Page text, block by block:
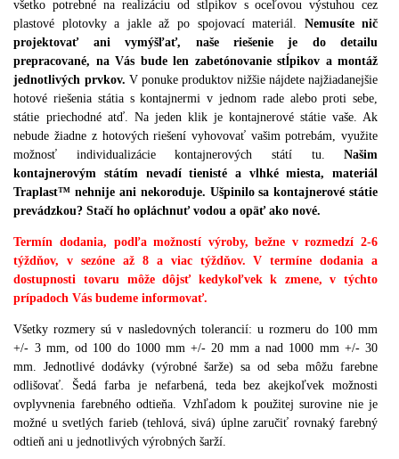
všetko potrebné na realizáciu od stĺpikov s oceľovou výstuhou cez
plastové plotovky a jakle až po spojovací materiál.
Nemusíte nič
projektovať ani vymýšľať, naše riešenie je do detailu
prepracované, na Vás bude len zabetónovanie stĺpikov a montáž
jednotlivých prvkov. V ponuke produktov nižšie nájdete najžiadanejšie
hotové riešenia státia s kontajnermi v jednom rade alebo proti sebe,
státie priechodné atď. Na jeden klik je kontajnerové státie vaše.
Ak
nebude žiadne z hotových riešení vyhovovať vašim potrebám, využite
možnosť individualizácie kontajnerových státí tu.
Našim
kontajnerovým státím nevadí tienisté a vlhké miesta, materiál
Traplast™ nehnije ani nekoroduje. Ušpinilo sa kontajnerové státie
prevádzkou? Stačí ho opláchnuť vodou a opäť ako nové.
Termín dodania, podľa možností výroby, bežne v rozmedzí 2-6
týždňov, v sezóne až 8 a viac týždňov. V termíne dodania a
dostupnosti tovaru môže dôjsť kedykoľvek k zmene, v týchto
prípadoch Vás budeme informovať.
Všetky rozmery sú v nasledovných tolerancií: u rozmeru do 100 mm
+/- 3 mm
od 100 do 1000 mm +/- 20 mm a nad 1000 mm +/- 30
mm .Jednotlivé dodávky (výrobné šarže) sa od seba môžu farebne
odlišovať
Šedá farba je nefarbená,
teda bez akejkoľvek možnosti
ovplyvnenia farebného odtieňa
Vzhľadom k použitej surovine nie je
možné u svetlých farieb (tehlová sivá) úplne zaručiť rovnaký farebný
odtieň ani u jednotlivých výrobných šarží